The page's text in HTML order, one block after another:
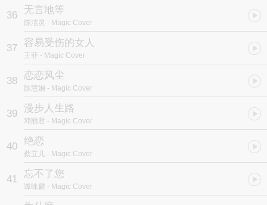
36 无言地等
陈洁灵 - Magic Cover
37 容易受伤的女人
王菲 - Magic Cover
38 恋恋风尘
陈慧娴 - Magic Cover
39 漫步人生路
邓丽君 - Magic Cover
40 绝恋
蔡立儿 - Magic Cover
41 忘不了您
谭咏麟 - Magic Cover